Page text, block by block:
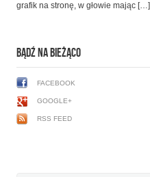
grafik na stronę, w głowie mając […]
BĄDŹ NA BIEŻĄCO
FACEBOOK
GOOGLE+
RSS FEED